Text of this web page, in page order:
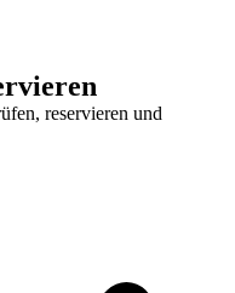
reservieren und